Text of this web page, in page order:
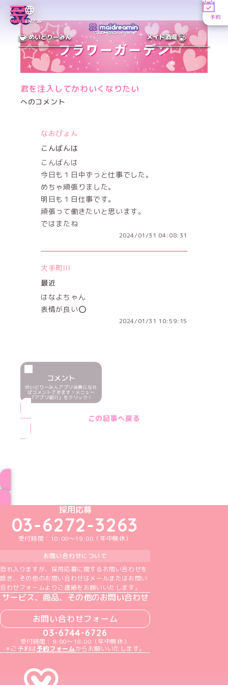
MENUEN／JP
予約
めいどりーみん メイド酒場
君を注入してかわいくなりたい
へのコメント
なおぴょん
こんばんは
こんばんは
今日も１日中ずっと仕事でした。
めちゃ頑張りました。
明日も１日仕事です。
頑張って働きたいと思います。
ではまたね
2024/01/31 04:08:31
大手町III
最近
はなよちゃん
表情が良い⭕️
2024/01/31 10:59:15
コメント
めいどりーみんアプリ会員になれ
ばコメントできます！メニュー
「アプリ紹介」をクリック！
この記事へ戻る
めいどりーみんTikTok公式アカウント
めいどりーみんX公式アカウント
めいどりーみんInstagram公式アカウント
めいどりーみんFacebook公式アカウン
めいどりーみんYouTube公式アカ
採用応募
03-6272-3263
受付時間：10:00～19:00（年中無休）
お問い合わせについて
恐れ入りますが、採用応募に関するお問い合わせを
除き、その他のお問い合わせはメールまたはお問い
合わせフォームよりご連絡をお願いいたします。
サービス、商品、その他のお問い合わせ
お問い合わせフォーム
03-6744-6726
受付時間：9:00～18:00（年中無休）
＊ご予約は予約フォームからお願いいたします。